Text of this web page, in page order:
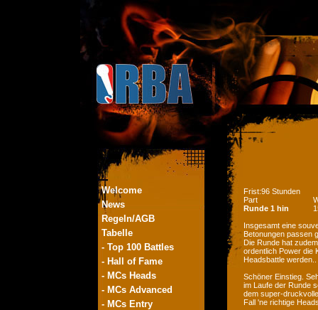
Welcome
News
Regeln/AGB
Tabelle
- Top 100 Battles
- Hall of Fame
- MCs Heads
- MCs Advanced
- MCs Entry
Frist:96 Stunden
Part
Runde 1 hin
Insgesamt eine
Betonungen passen
Die Runde hat
ordentlich Power die
Headsbattle
Schöner Einstieg.
im Laufe der Runde
dem super-
Fall 'ne richtige